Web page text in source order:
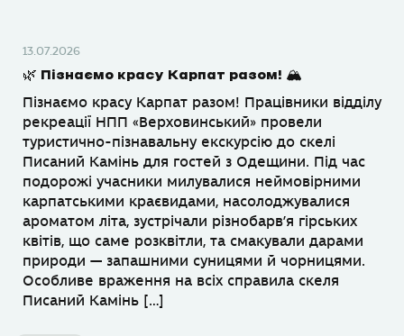
13.07.2026
🌿 Пізнаємо красу Карпат разом! 🏔
Пізнаємо красу Карпат разом! Працівники відділу
рекреації НПП «Верховинський» провели
туристично-пізнавальну екскурсію до скелі
Писаний Камінь для гостей з Одещини. Під час
подорожі учасники милувалися неймовірними
карпатськими краєвидами, насолоджувалися
ароматом літа, зустрічали різнобарв’я гірських
квітів, що саме розквітли, та смакували дарами
природи — запашними суницями й чорницями.
Особливе враження на всіх справила скеля
Писаний Камінь […]